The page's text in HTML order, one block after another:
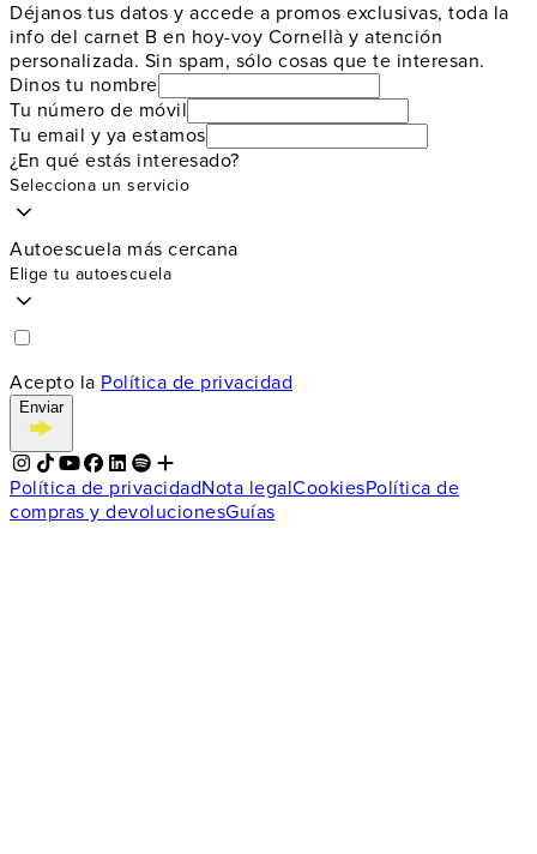
Déjanos tus datos y accede a promos exclusivas, toda la
info del carnet B en hoy-voy Cornellà y atención
personalizada. Sin spam, sólo cosas que te interesan.
Dinos tu nombre
Tu número de móvil
Tu email y ya estamos
¿En qué estás interesado?
Selecciona un servicio
Autoescuela más cercana
Elige tu autoescuela
Acepto la Política de privacidad
Enviar
Política de privacidadNota legalCookiesPolítica de
compras y devolucionesGuías